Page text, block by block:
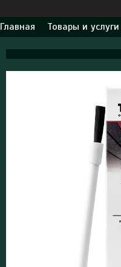
Главная Товары и услуги